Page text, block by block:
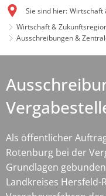
Sie sind hier: Wirtschaft
Wirtschaft &
Ausschreibungen &
Als öffentlicher
Rotenburg bei der
Grundlagen
Landkreises